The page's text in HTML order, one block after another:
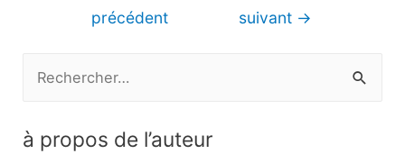
précédent
suivant →
h
à propos de l’auteur